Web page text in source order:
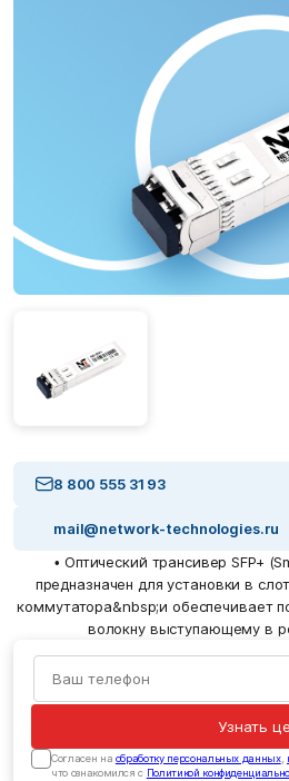
8 800 555 31 93
mail@network-technologies.ru
• Оптический трансивер SFP+
предназначен для установки в
коммутатора&nbsp;и обеспечивает
волокну выступающему в
Узнать
Cогласен на обработку персональных данных,
что ознакомился с Политикой